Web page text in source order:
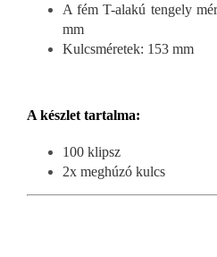
A fém T-alakú tengely
mm
Kulcsméretek: 153 mm
A készlet tartalma:
100 klipsz
2x meghúzó kulcs